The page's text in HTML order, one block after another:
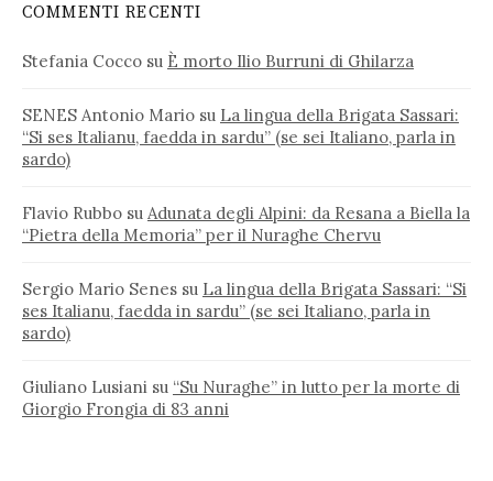
COMMENTI RECENTI
Stefania Cocco su È morto Ilio Burruni di Ghilarza
SENES Antonio Mario su La lingua della Brigata Sassari:
“Si ses Italianu, faedda in sardu” (se sei Italiano, parla in
sardo)
Flavio Rubbo su Adunata degli Alpini: da Resana a Biella la
“Pietra della Memoria” per il Nuraghe Chervu
Sergio Mario Senes su La lingua della Brigata Sassari: “Si
ses Italianu, faedda in sardu” (se sei Italiano, parla in
sardo)
Giuliano Lusiani su “Su Nuraghe” in lutto per la morte di
Giorgio Frongia di 83 anni